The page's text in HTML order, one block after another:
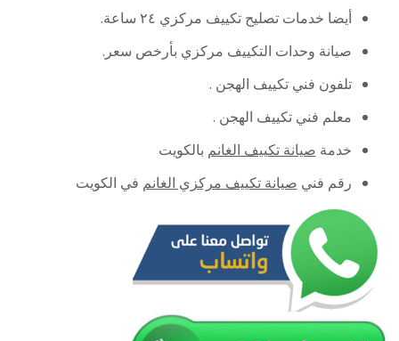
أيضا خدمات تصليح تكييف مركزي ٢٤ ساعة.
صيانة وحدات التكييف مركزي بأرخص سعر.
تلفون فني تكييف الهجن .
معلم فني تكييف الهجن .
خدمة صيانة تكييف الغانم بالكويت
رقم فني صيانة تكييف مركزي الغانم في الكويت